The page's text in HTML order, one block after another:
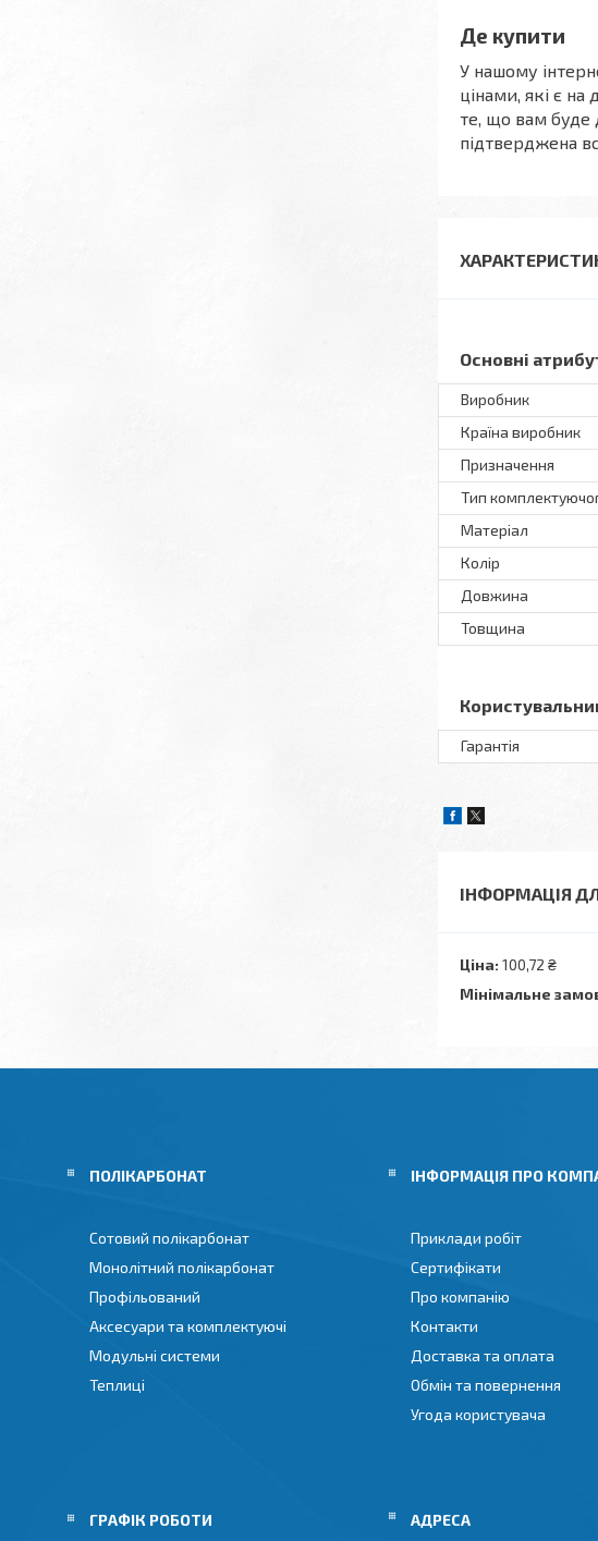
Де купити
У нашому
цінами, які є
те, що вам буде
підтверджена
Основні
Виробник
Країна виробник
Призначення
Тип
Матеріал
Колір
Довжина
Товщина
Гарантія
ІНФОРМАЦІЯ
Ціна: 100,72 ₴
Мінімальне
ПОЛІКАРБОНАТ
Сотовий полікарбонат
Монолітний полікарбонат
Профільований
Аксесуари та комплектуючі
Модульні системи
Теплиці
ІНФОРМАЦІЯ ПРО
Приклади робіт
Сертифікати
Про компанію
Контакти
Доставка та оплата
Обмін та повернення
Угода користувача
ГРАФІК РОБОТИ